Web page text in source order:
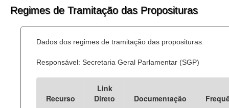
Regimes de Tramitação das Proposituras
Dados dos regimes de tramitação das proposituras.
Responsável: Secretaria Geral Parlamentar (SGP)
Recurso
Link
Direto
Documentação